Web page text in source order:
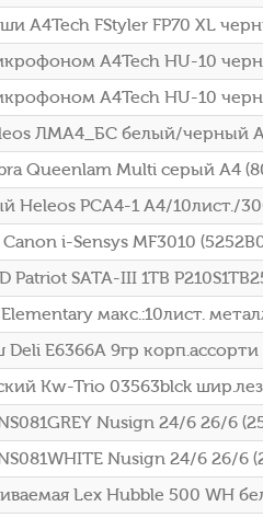
A4Tech FStyler FP70 XL
A4Tech HU-10
A4Tech HU-10
ЛМA4_БС белый/черный
Queenlam Multi серый A4
Heleos РСA4-1 A4/
i-Sensys MF3010
Patriot SATA-III 1TB
макс.:10лист.
E6366A 9гр
Kw-Trio 03563blck
Nusign 24/6 26/6
Nusign 24/6 26/6
Lex Hubble 500 WH